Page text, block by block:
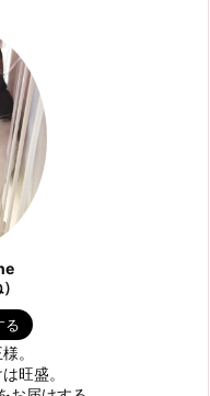
。
旺盛。